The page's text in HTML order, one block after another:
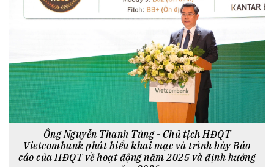
Ông Nguyễn Thanh Tùng - Chủ tịch HĐQT
Vietcombank phát biểu khai mạc và trình bày Báo
cáo của HĐQT về hoạt động năm 2025 và định hướng